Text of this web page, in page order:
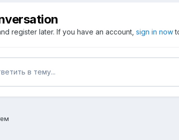
register later. If you have an account, sign in now
в тему...